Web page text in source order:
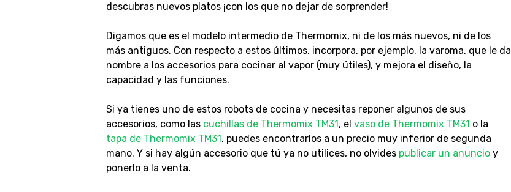
descubras nuevos platos ¡con los que no dejar de sorprender!
Digamos que es el modelo intermedio de Thermomix, ni de los más nuevos, ni de los
más antiguos. Con respecto a estos últimos, incorpora, por ejemplo, la varoma, que le da
nombre a los accesorios para cocinar al vapor (muy útiles), y mejora el diseño, la
capacidad y las funciones.
Si ya tienes uno de estos robots de cocina y necesitas reponer algunos de sus
accesorios, como las cuchillas de Thermomix TM31, el vaso de Thermomix TM31 o la
tapa de Thermomix TM31, puedes encontrarlos a un precio muy inferior de segunda
mano. Y si hay algún accesorio que tú ya no utilices, no olvides publicar un anuncioy
ponerlo a la venta.